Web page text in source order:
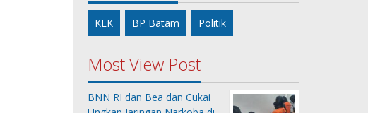
KEK BP Batam Politik
Most View Post
BNN RI dan Bea dan Cukai